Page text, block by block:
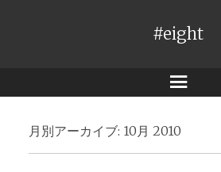
#eight
メ
ュ
ー
月別アーカイブ: 10月 2010